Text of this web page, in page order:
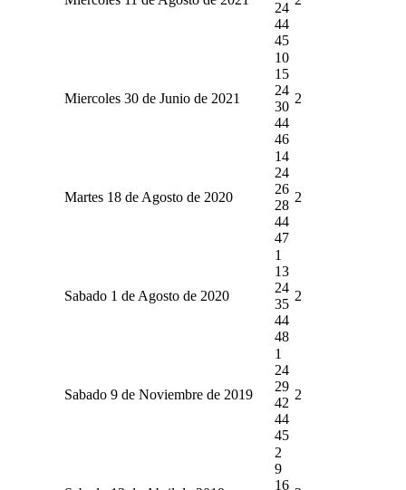
24
44
45
Miercoles 30 de Junio de 2021
10
15
24
30
44
46
2
Martes 18 de Agosto de 2020
14
24
26
28
44
47
2
Sabado 1 de Agosto de 2020
1
13
24
35
44
48
2
Sabado 9 de Noviembre de 2019
1
24
29
42
44
45
2
2
9
16